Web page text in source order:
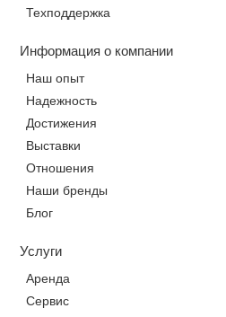
Техподдержка
Информация о компании
Наш опыт
Надежность
Достижения
Выставки
Отношения
Наши бренды
Блог
Услуги
Аренда
Сервис